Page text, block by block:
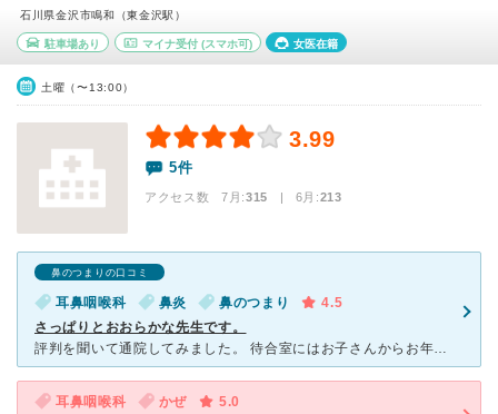
石川県金沢市鳴和（東金沢駅）
駐車場あり マイナ受付(スマホ可) 女医在籍
土曜（〜13:00）
3.99
5件
アクセス数 7月:315 | 6月:213
鼻のつまりの口コミ
耳鼻咽喉科 鼻炎 鼻のつまり
4.5
さっぱりとおおらかな先生です。
評判を聞いて通院してみました。 待合室にはお子さんからお年寄りまで、多くの方がいらっしゃいました。 それでも、思った程待たされずに診て頂けたので、助かりました。 先生は女性で、さっぱりさばさばし
耳鼻咽喉科 かぜ
5.0